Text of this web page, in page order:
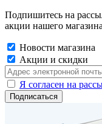
Подпишитесь на
акции нашего
Новости магазина
Акции и скидки
Я согласен на